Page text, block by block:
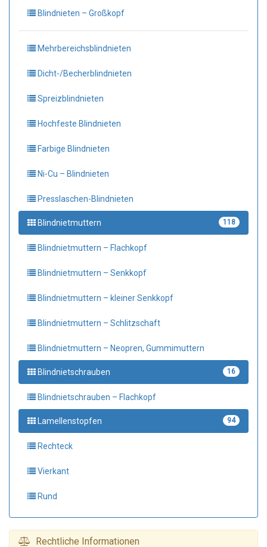
Blindnieten – Großkopf
Mehrbereichsblindnieten
Dicht-/Becherblindnieten
Spreizblindnieten
Hochfeste Blindnieten
Farbige Blindnieten
Ni-Cu – Blindnieten
Presslaschen-Blindnieten
Blindnietmuttern 118
Blindnietmuttern – Flachkopf
Blindnietmuttern – Senkkopf
Blindnietmuttern – kleiner Senkkopf
Blindnietmuttern – Schlitzschaft
Blindnietmuttern – Neopren, Gummimuttern
Blindnietschrauben 16
Blindnietschrauben – Flachkopf
Lamellenstopfen 94
Rechteck
Vierkant
Rund
Rechtliche Informationen